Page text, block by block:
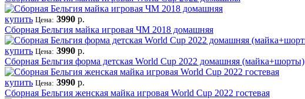
купить Цена: 3990 р.
Сборная Бельгия майка игровая ЧМ 2018 домашняя
купить Цена: 3990 р.
Сборная Бельгия форма детская World Cup 2022 домашняя (майка+шорты)
купить Цена: 3990 р.
Сборная Бельгия женская майка игровая World Cup 2022 гостевая